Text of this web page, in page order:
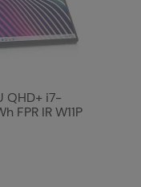
QHD+ i7-
FPR IR W11P